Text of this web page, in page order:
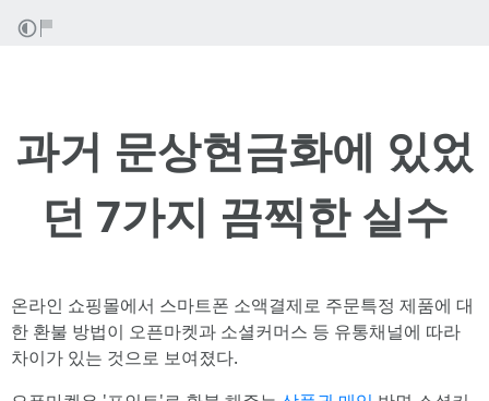
과거 문상현금화에 있었
던 7가지 끔찍한 실수
온라인 쇼핑몰에서 스마트폰 소액결제로 주문특정 제품에 대
한 환불 방법이 오픈마켓과 소셜커머스 등 유통채널에 따라
차이가 있는 것으로 보여졌다.